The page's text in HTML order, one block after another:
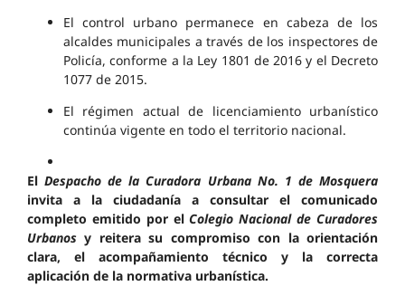
El control urbano permanece en cabeza de los
alcaldes municipales a través de los inspectores de
Policía, conforme a la Ley 1801 de 2016 y el Decreto
1077 de 2015.
El régimen actual de licenciamiento urbanístico
continúa vigente en todo el territorio nacional.
ElDespacho de la Curadora Urbana No. 1 de Mosquera
invita a la ciudadanía a consultar el comunicado
completo emitido por elColegio Nacional de Curadores
Urbanos y reitera su compromiso con la orientación
clara, el acompañamiento técnico y la correcta
aplicación de la normativa urbanística.